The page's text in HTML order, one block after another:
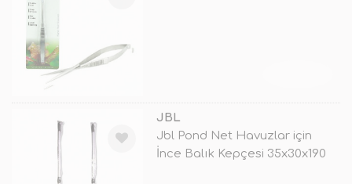
JBL
Jbl Pond Net Havuzlar için
İnce Balık Kepçesi 35x30x190